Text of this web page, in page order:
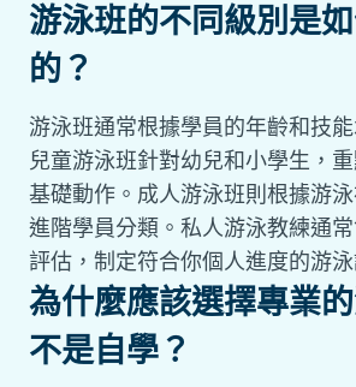
游泳班的不同級別是
的？
游泳班通常根據學員的年齡和技
兒童游泳班針對幼兒和小學生，
基礎動作。成人游泳班則根據游
進階學員分類。私人游泳教練通
評估，制定符合你個人進度的游泳
為什麼應該選擇專業
不是自學？